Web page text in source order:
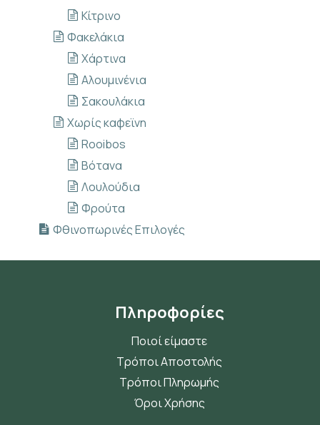
Κίτρινο
Φακελάκια
Xάρτινα
Αλουμινένια
Σακουλάκια
Χωρίς καφεϊνη
Rooibos
Βότανα
Λουλούδια
Φρούτα
Φθινοπωρινές Επιλογές
Πληροφορίες
Ποιοί είμαστε
Τρόποι Αποστολής
Τρόποι Πληρωμής
Όροι Χρήσης